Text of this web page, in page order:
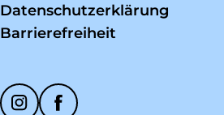
Datenschutzerklärung
Barrierefreiheit
Soziale Medien